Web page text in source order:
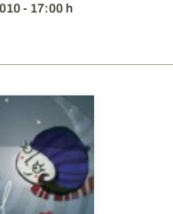
- 17:00 h